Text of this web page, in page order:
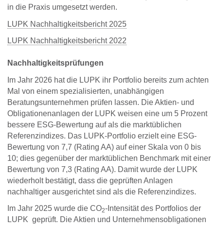
in die Praxis umgesetzt werden.
LUPK Nachhaltigkeitsbericht 2025
LUPK Nachhaltigkeitsbericht 2022
Nachhaltigkeitsprüfungen
Im Jahr 2026 hat die LUPK ihr Portfolio bereits zum achten
Mal von einem spezialisierten, unabhängigen
Beratungsunternehmen prüfen lassen. Die Aktien- und
Obligationenanlagen der LUPK weisen eine um 5 Prozent
bessere ESG-Bewertung auf als die marktüblichen
Referenzindizes. Das LUPK-Portfolio erzielt eine ESG-
Bewertung von 7,7 (Rating AA) auf einer Skala von 0 bis
10; dies gegenüber der marktüblichen Benchmark mit einer
Bewertung von 7,3 (Rating AA). Damit wurde der LUPK
wiederholt bestätigt, dass die geprüften Anlagen
nachhaltiger ausgerichtet sind als die Referenzindizes.
Im Jahr 2025 wurde die CO2-Intensität des Portfolios der
LUPK geprüft. Die Aktien und Unternehmensobligationen